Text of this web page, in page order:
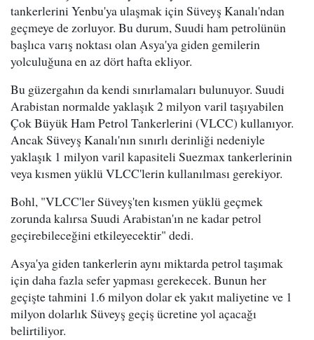
tankerlerini Yenbu'ya ulaşmak için Süveyş Kanalı'ndan
geçmeye de zorluyor. Bu durum, Suudi ham petrolünün
başlıca varış noktası olan Asya'ya giden gemilerin
yolculuğuna en az dört hafta ekliyor.
Bu güzergahın da kendi sınırlamaları bulunuyor. Suudi
Arabistan normalde yaklaşık 2 milyon varil taşıyabilen
Çok Büyük Ham Petrol Tankerlerini (VLCC) kullanıyor.
Ancak Süveyş Kanalı'nın sınırlı derinliği nedeniyle
yaklaşık 1 milyon varil kapasiteli Suezmax tankerlerinin
veya kısmen yüklü VLCC'lerin kullanılması gerekiyor.
Bohl, "VLCC'ler Süveyş'ten kısmen yüklü geçmek
zorunda kalırsa Suudi Arabistan'ın ne kadar petrol
geçirebileceğini etkileyecektir" dedi.
Asya'ya giden tankerlerin aynı miktarda petrol taşımak
için daha fazla sefer yapması gerekecek. Bunun her
geçişte tahmini 1.6 milyon dolar ek yakıt maliyetine ve 1
milyon dolarlık Süveyş geçiş ücretine yol açacağı
belirtiliyor.